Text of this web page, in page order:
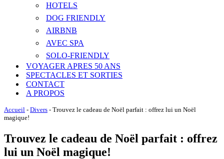
HOTELS
DOG FRIENDLY
AIRBNB
AVEC SPA
SOLO-FRIENDLY
VOYAGER APRES 50 ANS
SPECTACLES ET SORTIES
CONTACT
A PROPOS
Accueil - Divers - Trouvez le cadeau de Noël parfait : offrez lui un Noël
magique!
Trouvez le cadeau de Noël parfait : offrez
lui un Noël magique!